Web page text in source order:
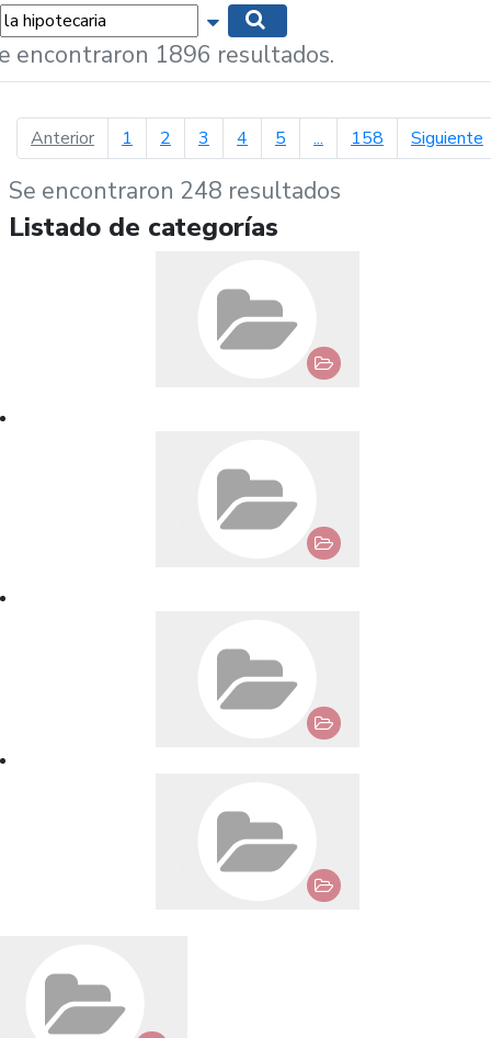
Mostrar opciones de búsqueda
encontraron 1896 resultados.
Anteriorpágina anterior
1 2 3 4 5 ... 158 Siguiente
Se encontraron 248 resultados
Listado de categorías